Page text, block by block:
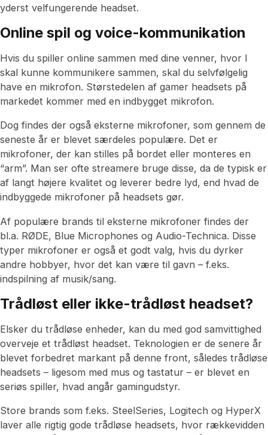
yderst velfungerende headset.
Online spil og voice-kommunikation
Hvis du spiller online sammen med dine venner, hvor I
skal kunne kommunikere sammen, skal du selvfølgelig
have en mikrofon. Størstedelen af gamer headsets på
markedet kommer med en indbygget mikrofon.
Dog findes der også eksterne mikrofoner, som gennem de
seneste år er blevet særdeles populære. Det er
mikrofoner, der kan stilles på bordet eller monteres en
“arm”. Man ser ofte streamere bruge disse, da de typisk er
af langt højere kvalitet og leverer bedre lyd, end hvad de
indbyggede mikrofoner på headsets gør.
Af populære brands til eksterne mikrofoner findes der
bl.a. RØDE, Blue Microphones og Audio-Technica. Disse
typer mikrofoner er også et godt valg, hvis du dyrker
andre hobbyer, hvor det kan være til gavn – f.eks.
indspilning af musik/sang.
Trådløst eller ikke-trådløst headset?
Elsker du trådløse enheder, kan du med god samvittighed
overveje et trådløst headset. Teknologien er de senere år
blevet forbedret markant på denne front, således trådløse
headsets – ligesom med mus og tastatur – er blevet en
seriøs spiller, hvad angår gamingudstyr.
Store brands som f.eks. SteelSeries, Logitech og HyperX
laver alle rigtig gode trådløse headsets, hvor rækkevidden